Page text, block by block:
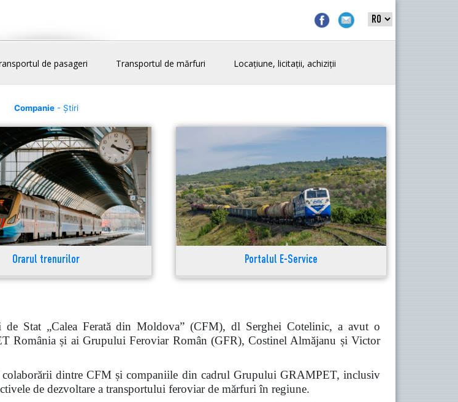
de pasageri Transportul de mărfuri Locațiune, licitații, achiziții
Companie- Știri
Orarul trenurilor Portalul E-Service
Stat „Calea Ferată din Moldova” (CFM), dl Serghei Cotelinic, a avut o
România și ai Grupului Feroviar Român (GFR), Costinel Almăjanu și Victor
dintre CFM și companiile din cadrul Grupului GRAMPET, inclusiv
de dezvoltare a transportului feroviar de mărfuri în regiune.